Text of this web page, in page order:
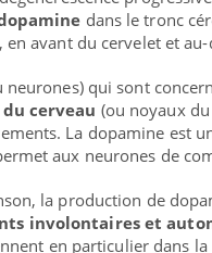
dans le tronc
avant du cervelet et
neurones) qui sont
cerveau (ou noyaux
La dopamine est
aux neurones de
la production de
involontaires et
en particulier dans